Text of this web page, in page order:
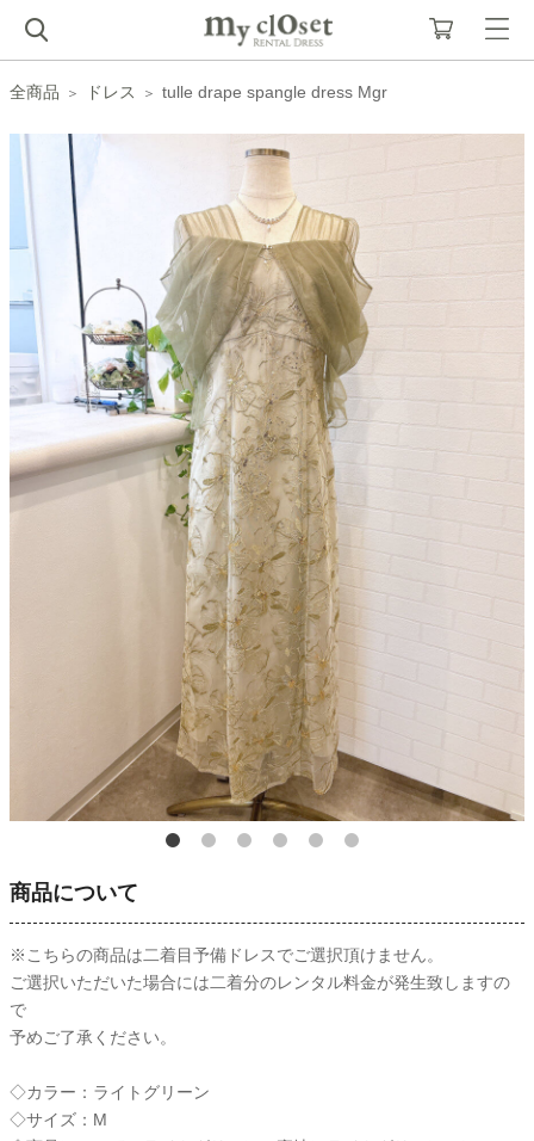
全商品 ドレス tulle drape spangle dress Mgr
商品について
※こちらの商品は二着目予備ドレスでご選択頂けません。
ご選択いただいた場合には二着分のレンタル料金が発生致しますの
で
予めご了承ください。
◇カラー：ライトグリーン
◇サイズ：M